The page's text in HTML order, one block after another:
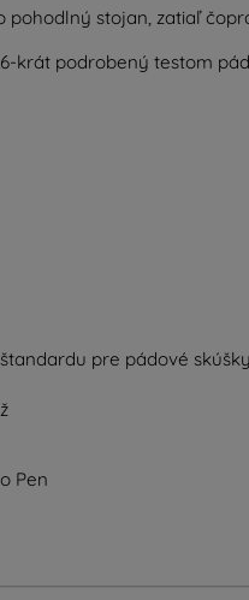
pohodlný stojan, zatiaľ čo
krát podrobený testom
pre pádové skúšky
Pen